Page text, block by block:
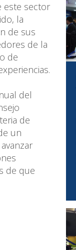
este sector
la
de sus
de la
de
del
de
un
de que